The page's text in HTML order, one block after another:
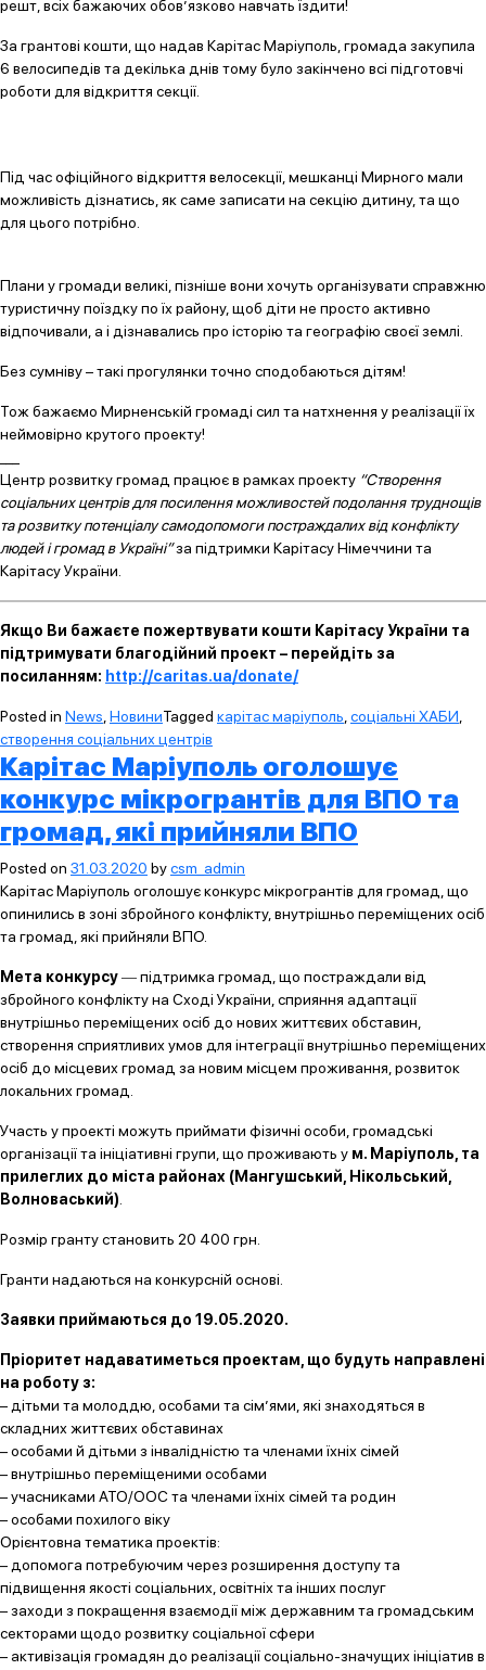
решт, всіх бажаючих обов’язково навчать їздити!
За грантові кошти, що надав Карітас Маріуполь, громада закупила
6 велосипедів та декілька днів тому було закінчено всі підготовчі
роботи для відкриття секції.
Під час офіційного відкриття велосекції, мешканці Мирного мали
можливість дізнатись, як саме записати на секцію дитину, та що
для цього потрібно.
Плани у громади великі, пізніше вони хочуть організувати справжню
туристичну поїздку по їх району, щоб діти не просто активно
відпочивали, а і дізнавались про історію та географію своєї землі.
Без сумніву – такі прогулянки точно сподобаються дітям!
Тож бажаємо Мирненській громаді сил та натхнення у реалізації їх
неймовірно крутого проекту!
Центр розвитку громад працює в рамках проекту “Створення
соціальних центрів для посилення можливостей подолання труднощів
та розвитку потенціалу самодопомоги постраждалих від конфлікту
людей і громад в Україні”за підтримки Карітасу Німеччини та
Карітасу України.
Якщо Ви бажаєте пожертвувати кошти Карітасу України та
підтримувати благодійний проект – перейдіть за
посиланням: http://caritas.ua/donate/
Posted in News НовиниTagged карітас маріуполь соціальні ХАБИ
створення соціальних центрів
Карітас Маріуполь оголошує
конкурс мікрогрантів для ВПО та
громад, які прийняли ВПО
Posted on 31.03.2020 bycsm_admin
Карітас Маріуполь оголошує конкурс мікрогрантів для громад, що
опинились в зоні збройного конфлікту, внутрішньо переміщених осіб
та громад, які прийняли ВПО.
Мета конкурсу― підтримка громад, що постраждали від
збройного конфлікту на Сході України, сприяння адаптації
внутрішньо переміщених осіб до нових життєвих обставин,
створення сприятливих умов для інтеграції внутрішньо переміщених
осіб до місцевих громад за новим місцем проживання, розвиток
локальних громад.
Участь у проекті можуть приймати фізичні особи, громадські
організації та ініціативні групи, що проживають у м. Маріуполь, та
прилеглих до міста районах (Мангушський, Нікольський,
Волноваський)
Розмір гранту становить 20 400 грн.
Гранти надаються на конкурсній основі.
Заявки приймаються до 19.05.2020.
Пріоритет надаватиметься проектам, що будуть направлені
на роботу з:
– дітьми та молоддю, особами та сім’ями, які знаходяться в
складних життєвих обставинах
– особами й дітьми з інвалідністю та членами їхніх сімей
– внутрішньо переміщеними особами
– учасниками АТО/ООС та членами їхніх сімей та родин
– особами похилого віку
Орієнтовна тематика проектів:
– допомога потребуючим через розширення доступу та
підвищення якості соціальних, освітніх та інших послуг
– заходи з покращення взаємодії між державним та громадським
секторами щодо розвитку соціальної сфери
– активізація громадян до реалізації соціально-значущих ініціатив в